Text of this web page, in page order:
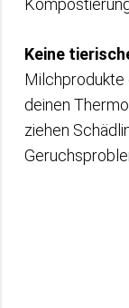
Keine
deinen
ziehen